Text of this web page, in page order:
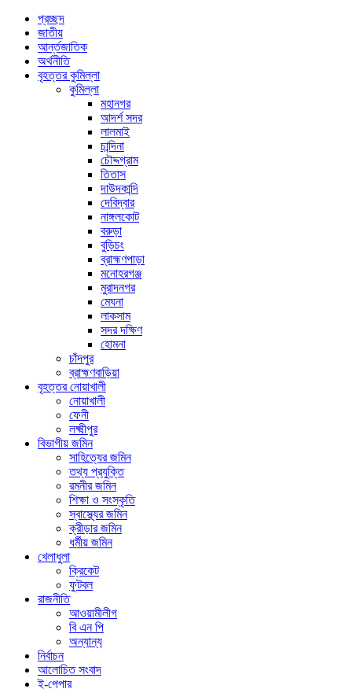
প্রচ্ছদ
জাতীয়
আর্ন্তজাতিক
অর্থনীতি
বৃহত্তর কুমিল্লা
কুমিল্লা
মহানগর
আদর্শ সদর
লালমাই
চান্দিনা
চৌদ্দগ্রাম
তিতাস
দাউদকান্দি
দেবিদ্বার
নাঙ্গলকোট
বরুড়া
বুড়িচং
ব্রাহ্মণপাড়া
মনোহরগঞ্জ
মুরাদনগর
মেঘনা
লাকসাম
সদর দক্ষিণ
হোমনা
চাঁদপুর
ব্রাহ্মণবাড়িয়া
বৃহত্তর নোয়াখালী
নোয়াখালী
ফেনী
লক্ষ্মীপুর
বিভাগীয় জমিন
সাহিত্যের জমিন
তথ্য প্রযুক্তি
রমনীর জমিন
শিক্ষা ও সংস্কৃতি
স্বাস্থ্যের জমিন
ক্রীড়ার জমিন
ধর্মীয় জমিন
খেলাধুলা
ক্রিকেট
ফুটবল
রাজনীতি
আওয়ামীলীগ
বি এন পি
অন্যান্য
নির্বাচন
আলোচিত সংবাদ
ই-পেপার